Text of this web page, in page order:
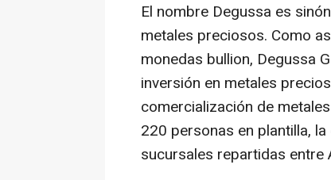
El nombre Degussa es
metales preciosos. Como
monedas bullion, Degussa
inversión en metales
comercialización de
220 personas en plantilla,
sucursales repartidas entre